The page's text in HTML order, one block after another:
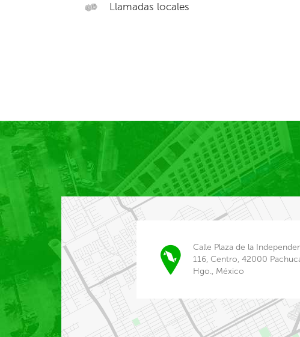
Llamadas locales
Calle Plaza de la
116, Centro, 42000
Hgo., México